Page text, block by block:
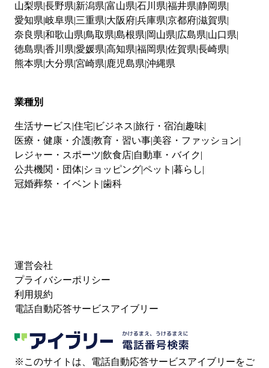
山梨県 長野県 新潟県 富山県 石川県 福井県 静岡県
愛知県 岐阜県 三重県 大阪府兵庫県 京都府滋賀県
奈良県 和歌山県 鳥取県 島根県 岡山県 広島県 山口県
徳島県 香川県 愛媛県 高知県 福岡県 佐賀県 長崎県
熊本県 大分県 宮崎県 鹿児島県 沖縄県
業種別
生活サービス 住宅 ビジネス 旅行・宿泊 趣味
医療・健康・介護教育・習い事 美容・ファッション
レジャー・スポーツ 飲食店 自動車・バイク
公共機関・団体 ショッピングペット 暮らし
冠婚葬祭・イベント 歯科
運営会社
プライバシーポリシー
利用規約
電話自動応答サービスアイブリー
※このサイトは、電話自動応答サービスアイブリーをご